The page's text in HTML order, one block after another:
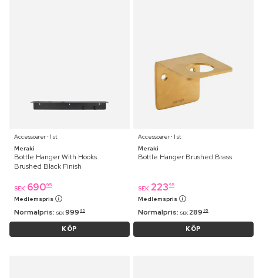
Accessoarer ⋅ 1 st
Meraki
Bottle Hanger With Hooks
Brushed Black Finish
SEK 69095
Medlemspris
Normalpris: SEK 999 95
KÖP
Accessoarer ⋅ 1 st
Meraki
Bottle Hanger Brushed Brass
SEK 223 95
Medlemspris
Normalpris: SEK 289 95
KÖP